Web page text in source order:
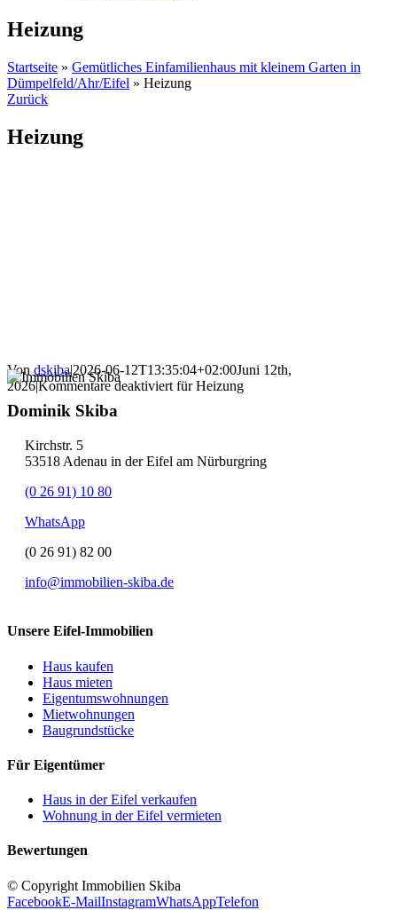
Heizung
Startseite » Gemütliches Einfamilienhaus mit kleinem Garten in
Dümpelfeld/Ahr/Eifel » Heizung
Zurück
Heizung
Von dskiba|2026-06-12T13:35:04+02:00Juni 12th,
2026|Kommentare deaktiviert für Heizung
Dominik Skiba
Kirchstr. 5
53518 Adenau in der Eifel am Nürburgring
(0 26 91) 10 80
WhatsApp
(0 26 91) 82 00
info@immobilien-skiba.de
Unsere Eifel-Immobilien
Haus kaufen
Haus mieten
Eigentumswohnungen
Mietwohnungen
Baugrundstücke
Für Eigentümer
Haus in der Eifel verkaufen
Wohnung in der Eifel vermieten
Bewertungen
© Copyright Immobilien Skiba
FacebookE-MailInstagramWhatsAppTelefon